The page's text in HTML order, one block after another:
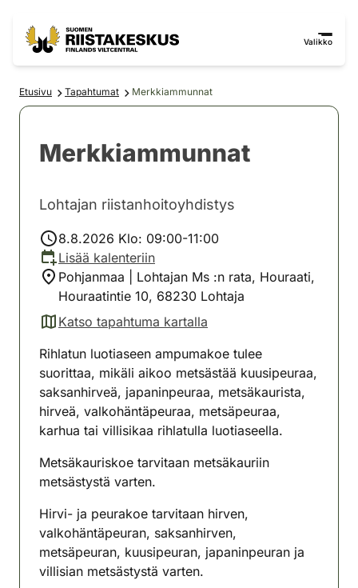
Valikko
Etusivu Tapahtumat Merkkiammunnat
Merkkiammunnat
Lohtajan riistanhoitoyhdistys
8.8.2026 Klo: 09:00-11:00
Lisää kalenteriin
Pohjanmaa | Lohtajan Ms :n rata, Houraati,
Houraatintie 10, 68230 Lohtaja
Katso tapahtuma kartalla
(avautuu uuteen välilehteen)
Rihlatun luotiaseen ampumakoe tulee
suorittaa, mikäli aikoo metsästää kuusipeuraa,
saksanhirveä, japaninpeuraa, metsäkaurista,
hirveä, valkohäntäpeuraa, metsäpeuraa,
karhua tai villisikaa rihlatulla luotiaseella.
Metsäkauriskoe tarvitaan metsäkauriin
metsästystä varten.
Hirvi- ja peurakoe tarvitaan hirven,
valkohäntäpeuran, saksanhirven,
metsäpeuran, kuusipeuran, japaninpeuran ja
villisian metsästystä varten.